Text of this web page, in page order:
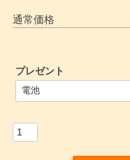
通常価格
プレゼント